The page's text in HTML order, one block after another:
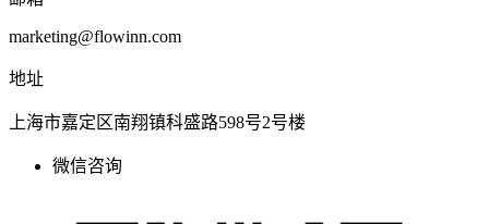
marketing@flowinn.com
地址
上海市嘉定区南翔镇科盛路598号2号楼
微信咨询